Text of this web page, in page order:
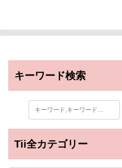
キーワード検索
Tii全カテゴリー